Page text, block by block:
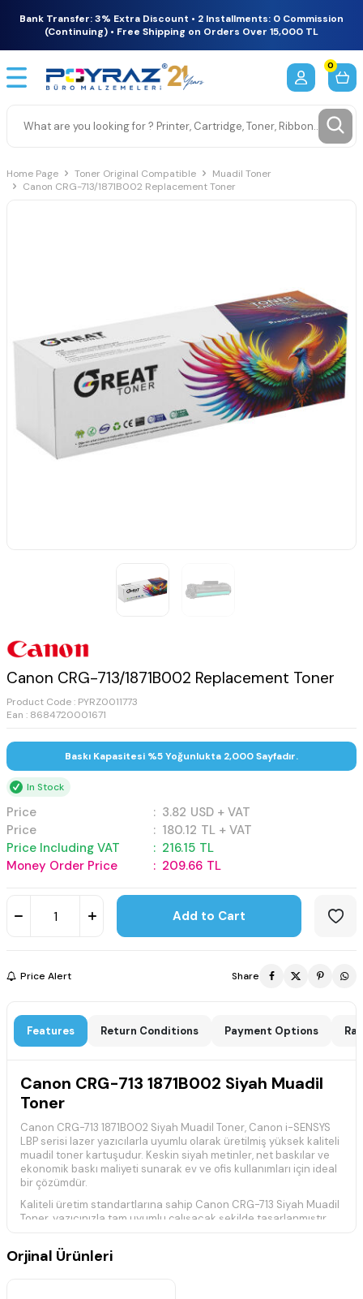
Bank Transfer: 3% Extra Discount • 2 Installments: 0 Commission
(Continuing) • Free Shipping on Orders Over 15,000 TL
0
Home Page Toner Original Compatible
Muadil Toner
Canon CRG-713/1871B002 Replacement Toner
Canon CRG-713/1871B002 Replacement Toner
Product Code : PYRZ0011773
Ean : 8684720001671
Baskı Kapasitesi %5 Yoğunlukta 2,000 Sayfadır.
In Stock
Price : 3.82 USD + VAT
Price
: 180.12 TL + VAT
Price Including VAT
: 216.15 TL
Money Order Price
: 209.66 TL
Add to Cart
Price Alert Share
Features Return Conditions Payment Options
Canon CRG-713 1871B002 Siyah Muadil
Toner
Canon CRG-713 1871B002 Siyah Muadil Toner, Canon i-SENSYS
LBP serisi lazer yazıcılarla uyumlu olarak üretilmiş yüksek kaliteli
muadil toner kartuşudur. Keskin siyah metinler, net baskılar ve
ekonomik baskı maliyeti sunarak ev ve ofis kullanımları için ideal
bir çözümdür.
Kaliteli üretim standartlarına sahip Canon CRG-713 Siyah Muadil
Toner, yazıcınızla tam uyumlu çalışacak şekilde tasarlanmıştır.
son sayfaya kadar tutarlı baskı kalitesi sunar.
Yaklaşık
Orjinal Ürünleri